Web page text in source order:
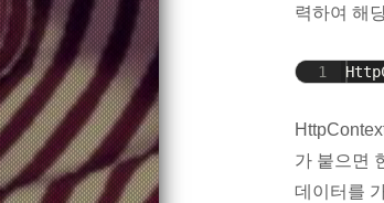
력하여 해
1
가 붙으면
데이터를